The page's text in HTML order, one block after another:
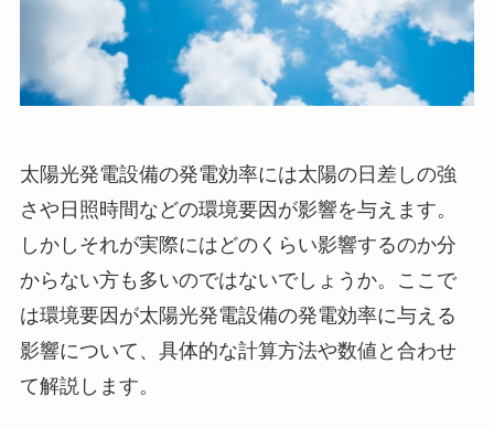
太陽光発電設備の発電効率には太陽の日差しの強
さや日照時間などの環境要因が影響を与えます。
しかしそれが実際にはどのくらい影響するのか分
からない方も多いのではないでしょうか。ここで
は環境要因が太陽光発電設備の発電効率に与える
影響について、具体的な計算方法や数値と合わせ
て解説します。